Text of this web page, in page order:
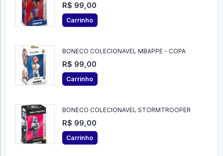
R$ 99,00
Carrinho
BONECO COLECIONAVEL MBAPPE - COPA
R$ 99,00
Carrinho
BONECO COLECIONAVEL STORMTROOPER
R$ 99,00
Carrinho